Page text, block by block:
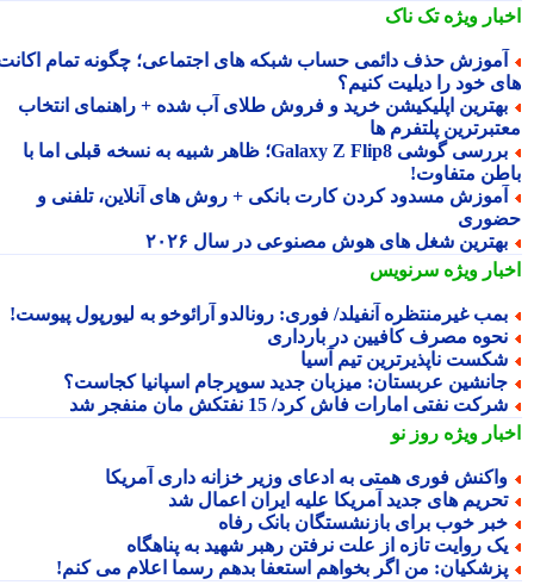
ویژهتک ناک
حذف دائمی حساب شبکه های اجتماعی؛ چگونه تمام اکانت
خود را دیلیت کنیم؟
اپلیکیشن خرید و فروش طلای آب شده + راهنمای انتخاب
پلتفرم ها
بررسی گوشی Galaxy Z Flip8؛ ظاهر شبیه به نسخه قبلی اما با
متفاوت!
مسدود کردن کارت بانکی + روش های آنلاین، تلفنی و
شغل های هوش مصنوعی در سال ۲۰۲۶
ویژهسرنویس
غیرمنتظره آنفیلد/ فوری: رونالدو آرائوخو به لیورپول پیوست!
مصرف کافیین در بارداری
ناپذیرترین تیم آسیا
عربستان: میزبان جدید سوپرجام اسپانیا کجاست؟
نفتی امارات فاش کرد/ 15 نفتکش مان منفجر شد
ویژهروز نو
فوری همتی به ادعای وزیر خزانه داری آمریکا
های جدید آمریکا علیه ایران اعمال شد
خوب برای بازنشستگان بانک رفاه
روایت تازه از علت نرفتن رهبر شهید به پناهگاه
من اگر بخواهم استعفا بدهم رسما اعلام می کنم!